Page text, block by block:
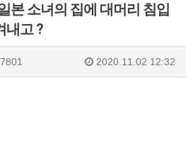
본 소녀의 집에 대머리 침입
내고 ?
2020.11.02 12:32